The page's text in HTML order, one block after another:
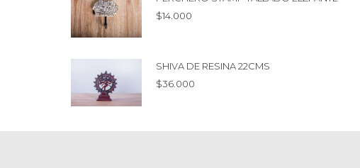
$14.000
SHIVA DE RESINA 22CMS
$36.000